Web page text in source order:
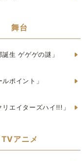
舞台
生 ゲゲゲの謎」
ポイント」
エイターズハイ!!!」
TVアニメ